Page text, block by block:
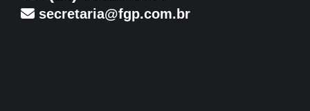
secretaria@fgp.com.br